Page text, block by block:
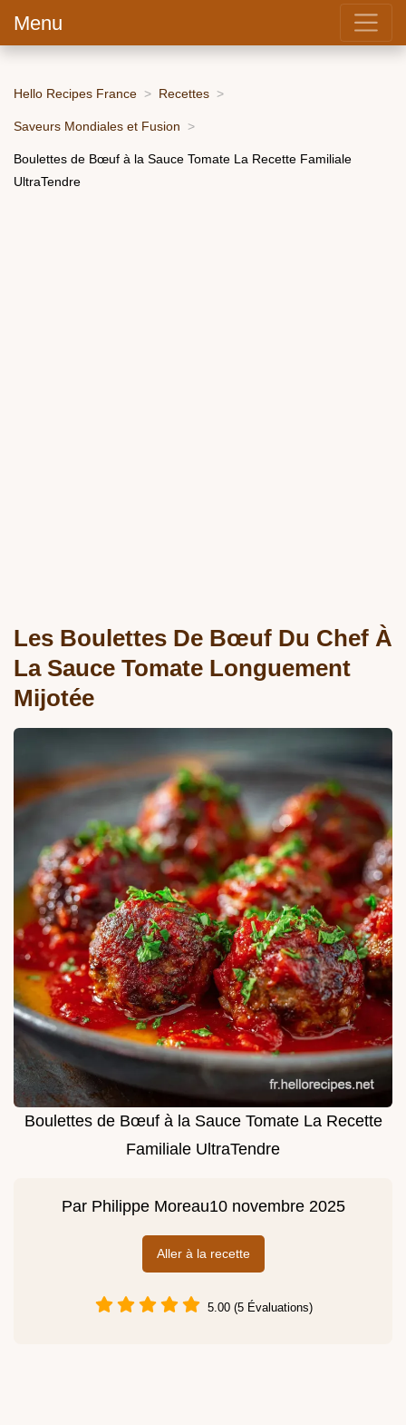
Menu
Hello Recipes France Recettes
Saveurs Mondiales et Fusion
Boulettes de Bœuf à la Sauce Tomate La Recette Familiale
UltraTendre
Les Boulettes De Bœuf Du Chef À
La Sauce Tomate Longuement
Mijotée
Boulettes de Bœuf à la Sauce Tomate La Recette
Familiale UltraTendre
Par Philippe Moreau10 novembre 2025
Aller à la recette
5.00 (5 Évaluations)